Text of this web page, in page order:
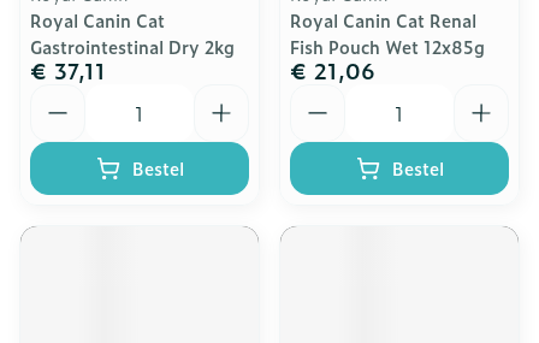
Royal Canin Cat
Gastrointestinal Dry 2kg
€ 37,11
Bestel
Royal Canin Cat Renal
Fish Pouch Wet 12x85g
€ 21,06
Bestel